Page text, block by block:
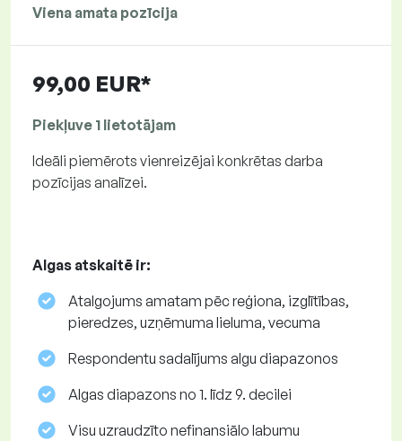
Viena amata pozīcija
99,00 EUR*
Piekļuve 1 lietotājam
Ideāli piemērots vienreizējai konkrētas darba
pozīcijas analīzei.
Algas atskaitē ir:
Atalgojums amatam pēc reģiona, izglītības,
pieredzes, uzņēmuma lieluma, vecuma
Respondentu sadalījums algu diapazonos
Algas diapazons no 1. līdz 9. decilei
Visu uzraudzīto nefinansiālo labumu